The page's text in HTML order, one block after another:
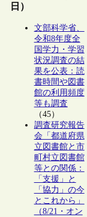
日）
文部科学省、
令和8年度全
国学力・学習
状況調査の結
果を公表：読
書時間や図書
館の利用頻度
等も調査
（45）
調査研究報告
会「都道府県
立図書館と市
町村立図書館
等との関係：
「支援」と
「協力」の今
とこれから」
（8/21・オン